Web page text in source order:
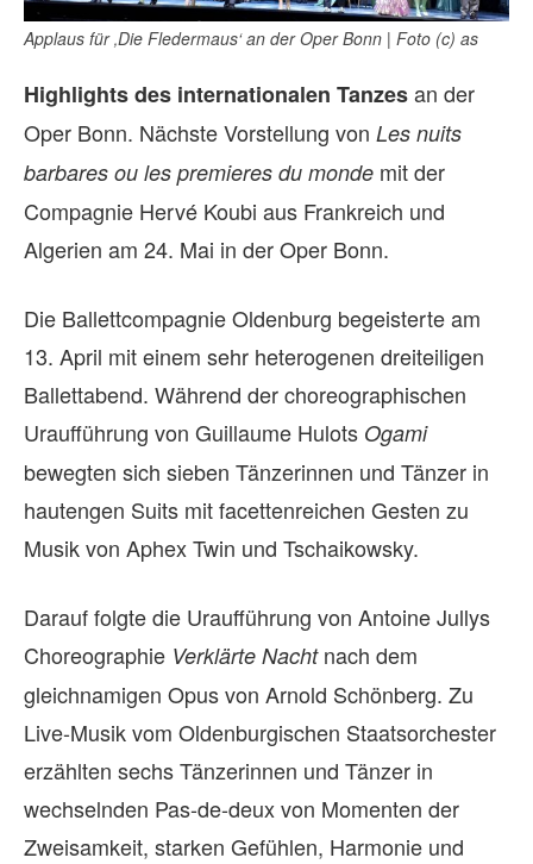
Applaus für ‚Die Fledermaus‘ an der Oper Bonn | Foto (c) as
Highlights des internationalen Tanzesan der
Oper Bonn. Nächste Vorstellung von Les nuits
barbares ou les premieres du monde mit der
Compagnie Hervé Koubi aus Frankreich und
Algerien am 24. Mai in der Oper Bonn.
Die Ballettcompagnie Oldenburg begeisterte am
13. April mit einem sehr heterogenen dreiteiligen
Ballettabend. Während der choreographischen
Uraufführung von Guillaume Hulots Ogami
bewegten sich sieben Tänzerinnen und Tänzer in
hautengen Suits mit facettenreichen Gesten zu
Musik von Aphex Twin und Tschaikowsky.
Darauf folgte die Uraufführung von Antoine Jullys
Choreographie Verklärte Nacht nach dem
gleichnamigen Opus von Arnold Schönberg. Zu
Live-Musik vom Oldenburgischen Staatsorchester
erzählten sechs Tänzerinnen und Tänzer in
wechselnden Pas-de-deux von Momenten der
Zweisamkeit, starken Gefühlen, Harmonie und